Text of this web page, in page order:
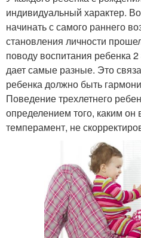
индивидуальный характер.
начинать с самого раннего
становления личности
поводу воспитания ребенка
дает самые разные. Это
ребенка должно быть
Поведение трехлетнего
определением того, каким он
темперамент, не